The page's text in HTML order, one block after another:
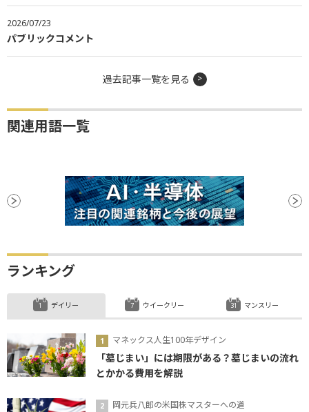
2026/07/23
パブリックコメント
過去記事一覧を見る
関連用語一覧
ランキング
デイリー
マネックス人生100年デザイン
「墓じまい」には期限がある？墓じまいの流れ
とかかる費用を解説
岡元兵八郎の米国株マスターへの道
ウイークリー マンスリー